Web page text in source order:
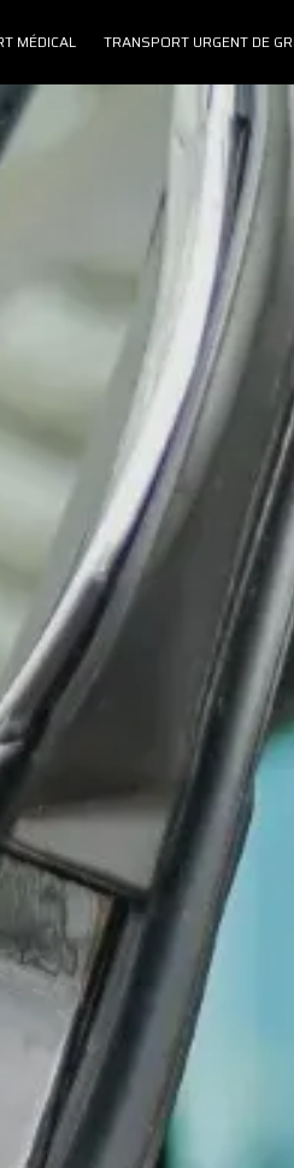
MÉDICAL TRANSPORT URGENT DE